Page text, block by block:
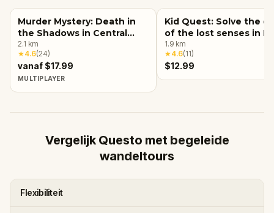
Murder Mystery: Death in
the Shadows in Central
Park, New York City
2.1 km
★4.6(24)
vanaf $17.99
MULTIPLAYER
Kid Quest: Solve the
of the lost senses in
York City
1.9 km
★4.6(11)
$12.99
Vergelijk Questo met begeleide
wandeltours
Flexibiliteit